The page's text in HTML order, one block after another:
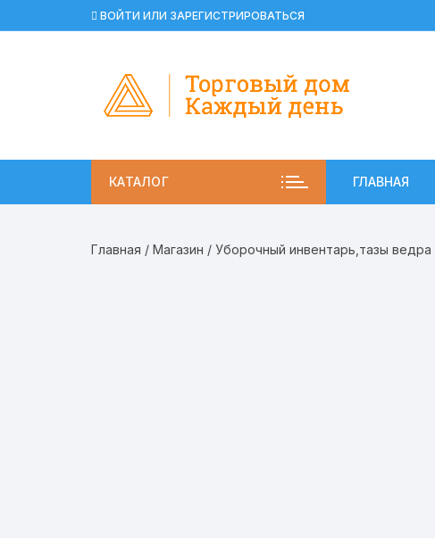
к
ВОЙТИ ИЛИ ЗАРЕГИСТРИРОВАТЬСЯ
КАТАЛОГ ГЛАВНАЯ
Главная / Магазин / Уборочный инвентарь,тазы ведра